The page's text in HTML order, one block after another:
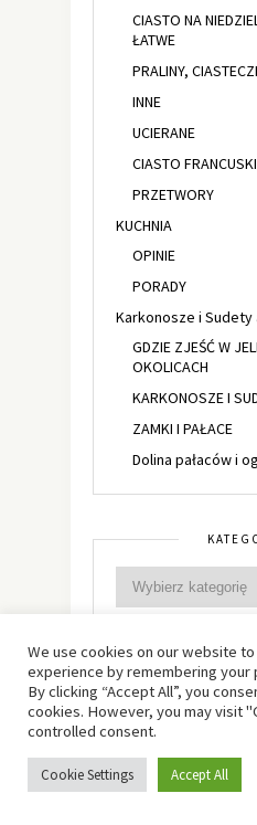
CIASTO NA
ŁATWE
PRALINY,
INNE
UCIERANE
CIASTO
PRZETWORY
KUCHNIA
OPINIE
PORADY
Karkonosze i Sudety
GDZIE ZJEŚĆ W
OKOLICACH
KARKONOSZE I
ZAMKI I PAŁACE
Dolina pałaców i
BANANY BEZA
BISZKOPT
We use cookies on our website
experience by remembering
By clicking “Accept All”, you
cookies. However, you may visit
controlled consent.
Cookie Settings Accept All